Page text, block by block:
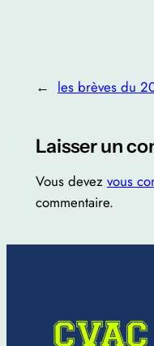
← les brèves du
Laisser un
Vous devez vous
commentaire.